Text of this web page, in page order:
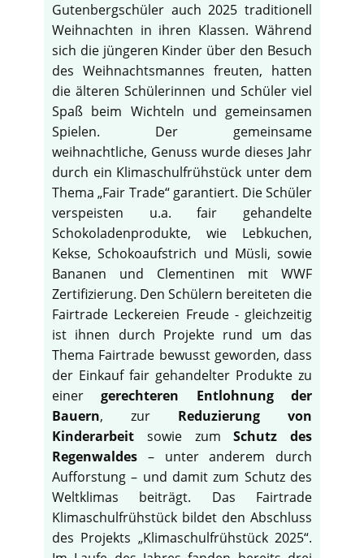
Gutenbergschüler auch 2025 traditionell
Weihnachten in ihren Klassen. Während
sich die jüngeren Kinder über den Besuch
des Weihnachtsmannes freuten, hatten
die älteren Schülerinnen und Schüler viel
Spaß beim Wichteln und gemeinsamen
Spielen. Der gemeinsame
weihnachtliche, Genuss wurde dieses Jahr
durch ein Klimaschulfrühstück unter dem
Thema „Fair Trade“ garantiert. Die Schüler
verspeisten u.a. fair gehandelte
Schokoladenprodukte, wie Lebkuchen,
Kekse, Schokoaufstrich und Müsli, sowie
Bananen und Clementinen mit WWF
Zertifizierung. Den Schülern bereiteten die
Fairtrade Leckereien Freude - gleichzeitig
ist ihnen durch Projekte rund um das
Thema Fairtrade bewusst geworden, dass
der Einkauf fair gehandelter Produkte zu
einergerechteren Entlohnung der
Bauern, zur Reduzierung von
Kinderarbeit sowie zumSchutz des
Regenwaldes – unter anderem durch
Aufforstung – und damit zum Schutz des
Weltklimas beiträgt. Das Fairtrade
Klimaschulfrühstück bildet den Abschluss
des Projekts „Klimaschulfrühstück 2025“.